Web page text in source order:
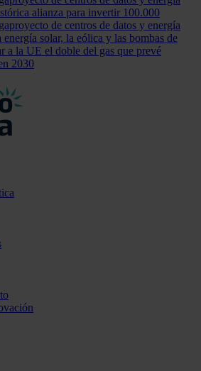
alianza para invertir 100.000
de centros de datos y energía
solar, la eólica y las bombas de
a la UE el doble del gas que prevé
2030